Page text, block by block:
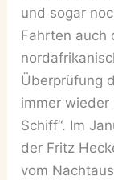
und sogar
Fahrten auch
Überprüfung
immer wieder
Schiff“. Im
der Fritz
vom